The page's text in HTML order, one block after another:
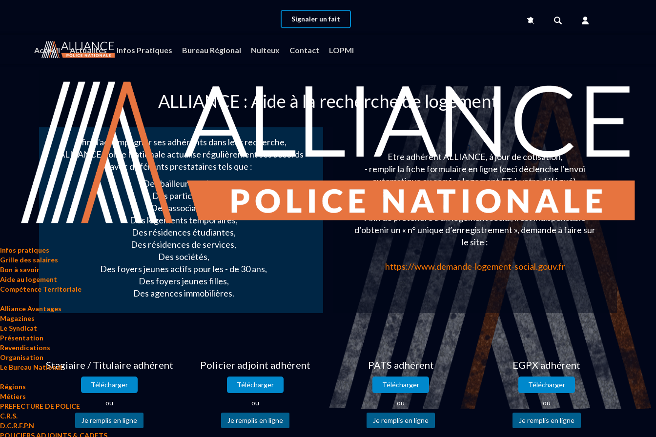
Signaler un fait
Accueil Actualités Infos Pratiques Bureau Régional Nuiteux Contact LOPMI
Infos pratiques
Grille des salaires
Bon à savoir
Aide au logement
Compétence Territoriale
Alliance Avantages
Magazines
Le Syndicat
Présentation
Revendications
Organisation
Le Bureau National
Régions
Métiers
PREFECTURE DE POLICE
C.R.S.
D.C.R.F.P.N
ALLIANCE : Aide à la recherche de logement
Afin d'accompagner ses adhérents dans leur recherche,
ALLIANCE Police Nationale actualise régulièrement ses accords
avec différents prestataires tels que :
Des bailleurs sociaux,
Des particuliers,
Des associations,
Des logements temporaires,
Des résidences étudiantes,
Des résidences de services,
Des sociétés,
Des foyers jeunes actifs pour les - de 30 ans,
Des foyers jeunes filles,
Des agences immobilières.
Etre adhérent ALLIANCE, à jour de cotisation,
- remplir la fiche formulaire en ligne (ceci déclenche l’envoi
automatique au service logement ET à votre délégué).
- La prise en compte de confirmation se fera par courriel ou le cas
échéant par téléphone .
Afin de prétendre à un logement social, il est indispensable
d’obtenir un « n° unique d’enregistrement », demande à faire sur
le site :
https://www.demande-logement-social.gouv.fr
Stagiaire / Titulaire adhérent
Télécharger
ou
Policier adjoint adhérent
Télécharger
ou
PATS adhérent
Télécharger
ou
EGPX adhérent
Télécharger
ou